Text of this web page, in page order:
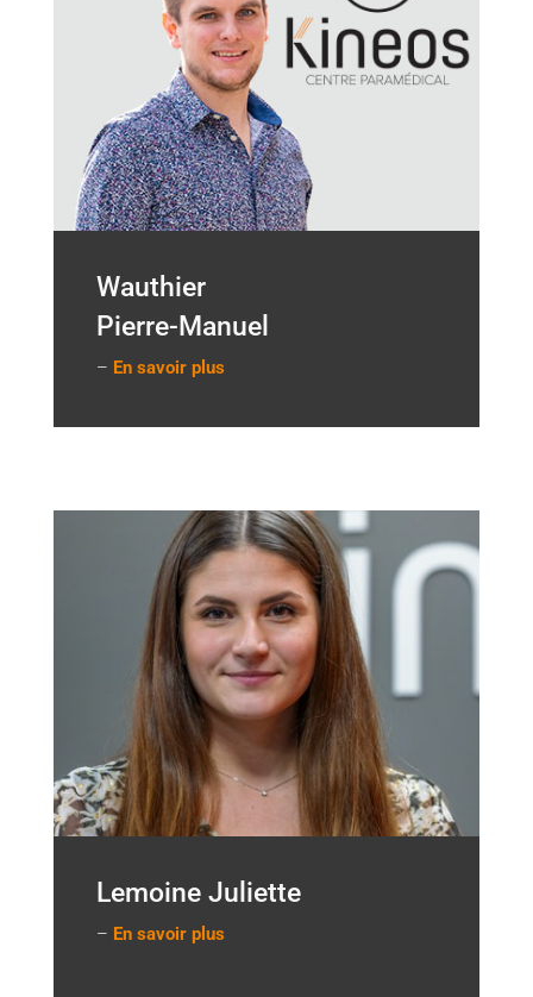
Wauthier
Pierre-Manuel
– En savoir plus
Lemoine Juliette
– En savoir plus